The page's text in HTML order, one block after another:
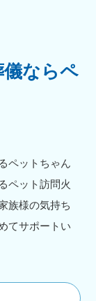
儀ならペ
ペットちゃん
ペット訪問火
族様の気持ち
てサポートい